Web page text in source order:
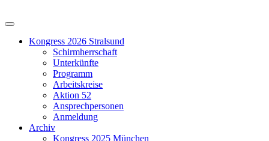
Kongress 2026 Stralsund
Schirmherrschaft
Unterkünfte
Programm
Arbeitskreise
Aktion 52
Ansprechpersonen
Anmeldung
Archiv
Kongress 2025 München